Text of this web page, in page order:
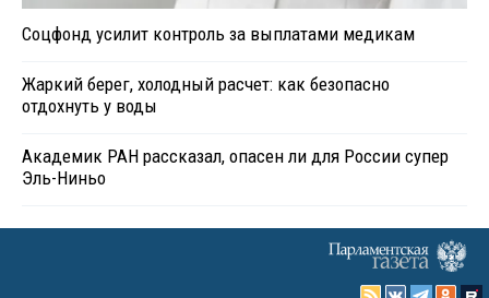
Соцфонд усилит контроль за выплатами медикам
Жаркий берег, холодный расчет: как безопасно
отдохнуть у воды
Академик РАН рассказал, опасен ли для России супер
Эль-Ниньо